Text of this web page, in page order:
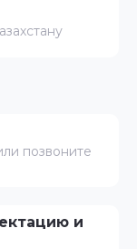
позвоните
и